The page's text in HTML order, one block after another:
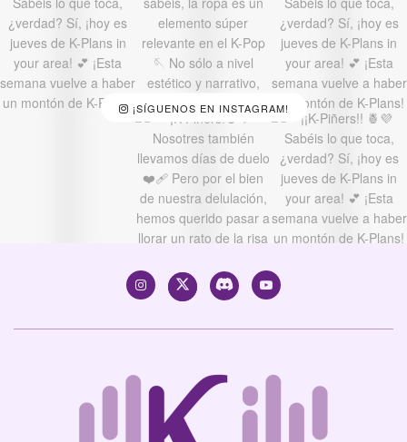
¡SÍGUENOS EN INSTAGRAM!